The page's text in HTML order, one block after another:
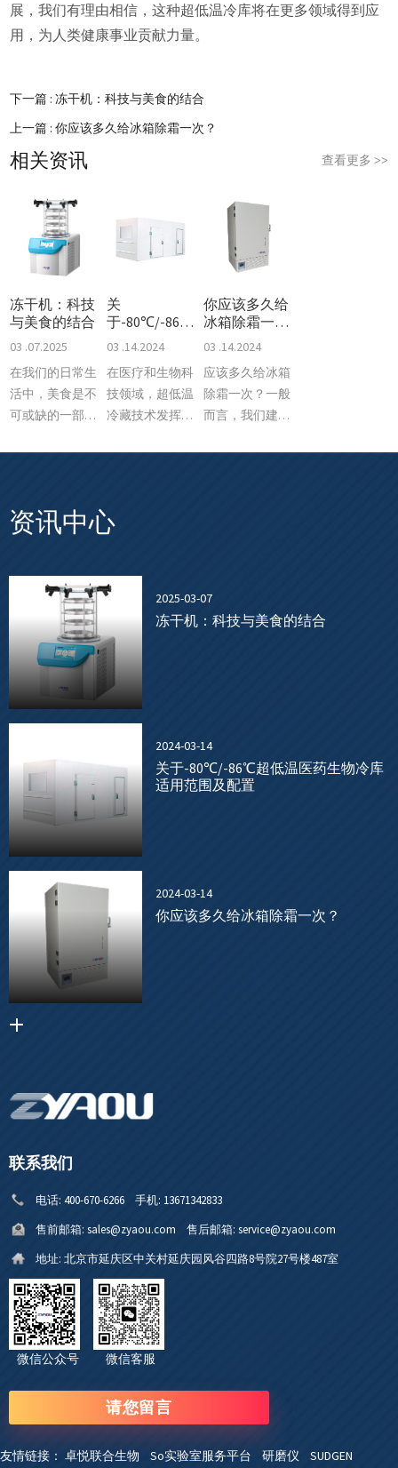
展，我们有理由相信，这种超低温冷库将在更多领域得到应
用，为人类健康事业贡献力量。
下一篇 :冻干机：科技与美食的结合
上一篇 :你应该多久给冰箱除霜一次？
相关资讯 查看更多 >>
冻干机：科技
与美食的结合
03 .07.2025
在我们的日常生
活中，美食是不
可或缺的一部
节奏的时代，如
焕然一新，成为
索的课题。今
天，我们要
关
于-80℃/-86℃
超低温医药生
物冷库适用范
围及配置
03 .14.2024
在医疗和生物科
技领域，超低温
冷藏技术发挥着
用。-80℃/-86℃
于各种生物样
将探讨这种超低
你应该多久给
冰箱除霜一
次？
03 .14.2024
应该多久给冰箱
除霜一次？一般
而言，我们建议
电器除霜一次或
资讯中心
2025-03-07
冻干机：科技与美食的结合
2024-03-14
关于-80℃/-86℃超低温医药生物冷库
适用范围及配置
2024-03-14
你应该多久给冰箱除霜一次？
联系我们
电话: 400-670-6266 手机: 13671342833
售前邮箱: sales@zyaou.com 售后邮箱: service@zyaou.com
地址: 北京市延庆区中关村延庆园风谷四路8号院27号楼487室
微信公众号 微信客服
请您留言
友情链接： 卓悦联合生物 So实验室服务平台 研磨仪 SUDGEN